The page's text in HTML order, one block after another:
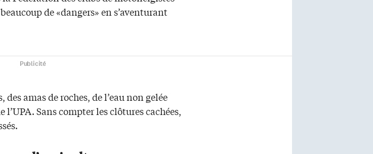
de «dangers» en s’aventurant
Publicité
amas de roches, de l’eau non gelée
Sans compter les clôtures cachées,